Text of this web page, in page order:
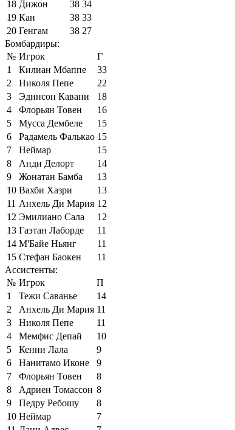
18 Дижон 38 34
19 Кан 38 33
20 Генгам 38 27
Бомбардиры:
№ Игрок
Г
1
Килиан Мбаппе
33
2
Николя Пепе
22
3
Эдинсон Кавани
18
4
Флорьян Товен
16
5
Мусса Дембеле
15
6
Радамель Фалькао 15
7
Неймар
15
8
Анди Делорт
14
9
Жонатан Бамба
13
10 Вахби Хазри
13
11 Анхель Ди Мария 12
12 Эмилиано Сала
12
13 Гаэтан Лаборде
11
14 М'Байе Ньянг
11
15 Стефан Баокен
11
Ассистенты:
№ Игрок
П
1
Тежи Саванье
14
2
Анхель Ди Мария 11
3
Николя Пепе
11
4
Мемфис Депай
10
5
Кенни Лала
9
6
Нанитамо Иконе
9
7
Флорьян Товен
8
8
Адриен Томассон 8
9
Педру Ребошу
8
10 Неймар
7